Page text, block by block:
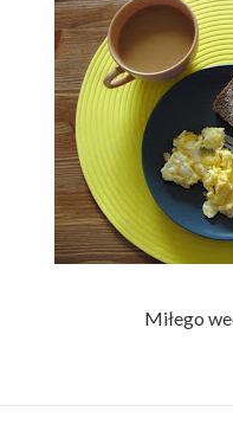
Miłego